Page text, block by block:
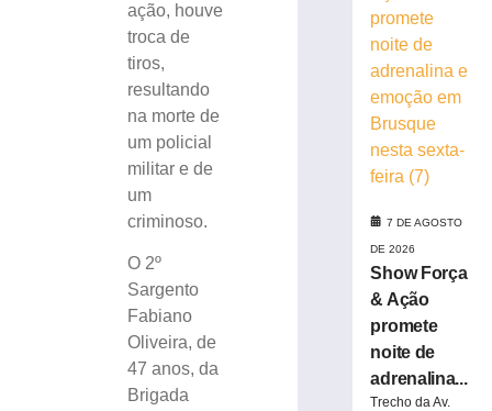
ação, houve
troca de
tiros,
resultando
na morte de
um policial
militar e de
um
criminoso.
O 2º
Sargento
Fabiano
Oliveira, de
47 anos, da
Brigada
morre
após
colisão
frontal
entre
carro
caminhão
7 DE AGOSTO
DE 2026
Show Força
& Ação
promete
noite de
adrenalina...
Trecho da Av.